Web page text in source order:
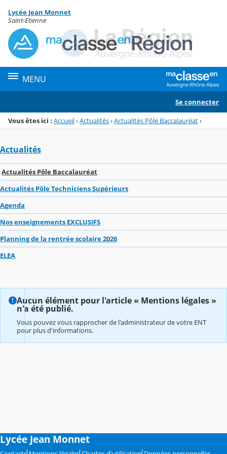
Menu de la rubrique
Contenu
Lycée Jean Monnet
Saint-Etienne
MENU
Se connecter
Vous êtes ici : Accueil›Actualités›Actualités Pôle Baccalauréat›
Actualités
Actualités Pôle Baccalauréat
Actualités Pôle Techniciens Supérieurs
Agenda
Nos enseignements EXCLUSIFS
Planning de la rentrée scolaire 2026
ELEA
Aucun élément pour l'article « Mentions légales »
n'a été publié.
Vous pouvez vous rapprocher de l'administrateur de votre ENT
pour plus d'informations.
Lycée Jean Monnet